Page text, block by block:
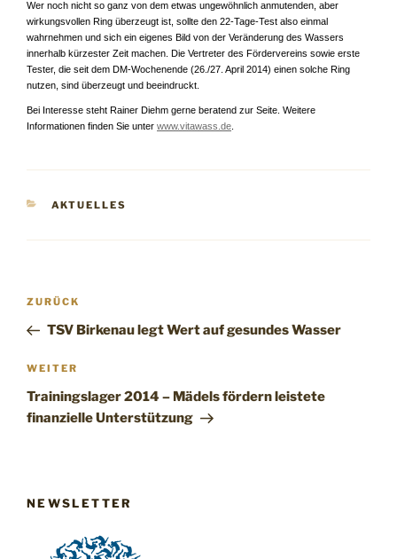
Wer noch nicht so ganz von dem etwas ungewöhnlich anmutenden, aber
wirkungsvollen Ring überzeugt ist, sollte den 22-Tage-Test also einmal
wahrnehmen und sich ein eigenes Bild von der Veränderung des Wassers
innerhalb kürzester Zeit machen. Die Vertreter des Fördervereins sowie erste
Tester, die seit dem DM-Wochenende (26./27. April 2014) einen solche Ring
nutzen, sind überzeugt und beeindruckt.
Bei Interesse steht Rainer Diehm gerne beratend zur Seite. Weitere
Informationen finden Sie unter www.vitawass.de
KATEGORIEN
AKTUELLES
Beitragsnavigation
Vorheriger
Beitrag
ZURÜCK
TSV Birkenau legt Wert auf gesundes Wasser
Nächster
Beitrag
WEITER
Trainingslager 2014 – Mädels fördern leistete
finanzielle Unterstützung
NEWSLETTER